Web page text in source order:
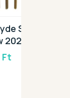
Surf HP
Ft